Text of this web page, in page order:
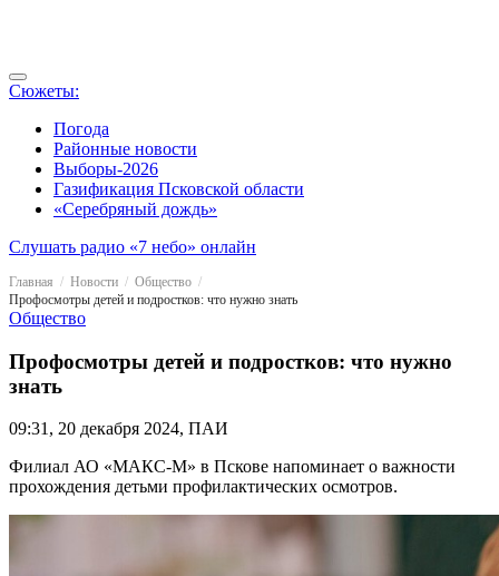
Сюжеты:
Погода
Районные новости
Выборы-2026
Газификация Псковской области
«Серебряный дождь»
Слушать радио «7 небо» онлайн
Главная Новости
Общество
Профосмотры детей и подростков: что нужно знать
Общество
Профосмотры детей и подростков: что нужно
знать
09:31, 20 декабря 2024, ПАИ
Филиал АО «МАКС-М» в Пскове напоминает о важности
прохождения детьми профилактических осмотров.